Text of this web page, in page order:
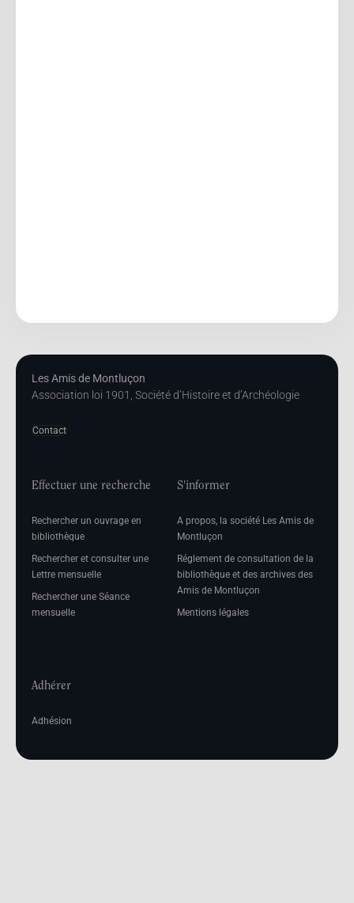
Les Amis de Montluçon
Association loi 1901, Société d’Histoire et d’Archéologie
Contact
Effectuer une recherche
Rechercher un ouvrage en
bibliothèque
Rechercher et consulter une
Lettre mensuelle
Rechercher une Séance
mensuelle
S'informer
A propos, la société Les Amis de
Montluçon
Réglement de consultation de la
bibliothèque et des archives des
Amis de Montluçon
Mentions légales
Adhérer
Adhésion